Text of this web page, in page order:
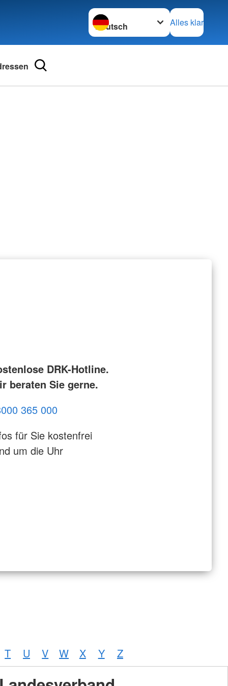
Sprache wechseln zu
Alles klar
DRK-Hotline.
beraten Sie gerne.
365 000
für Sie kostenfrei
um die Uhr
T U V W X Y Z